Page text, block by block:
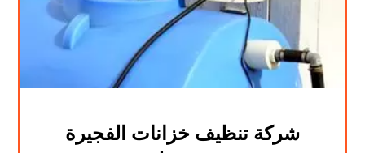
شركة تنظيف خزانات الفجيرة